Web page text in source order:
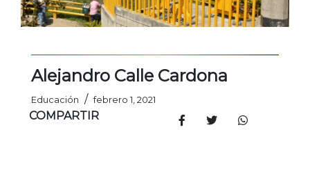
Alejandro Calle Cardona
Educación / febrero 1, 2021
COMPARTIR